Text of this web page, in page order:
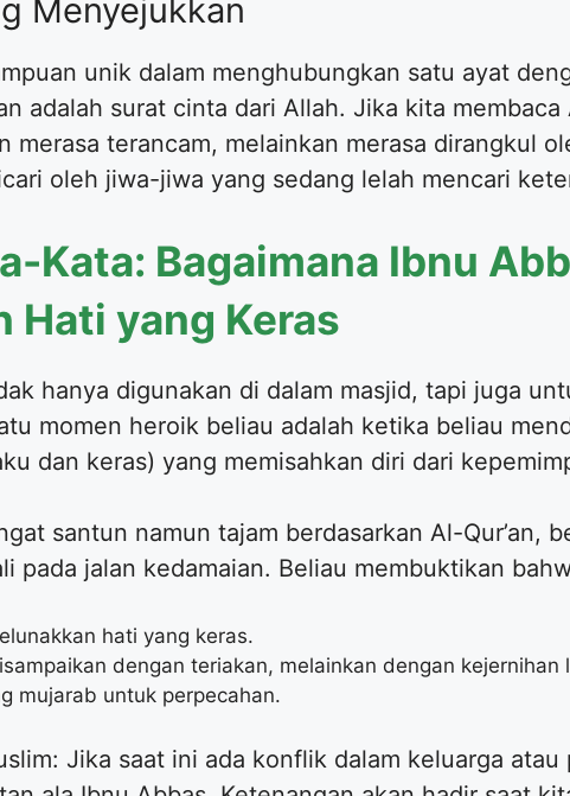
Menyejukkan
unik dalam menghubungkan satu ayat
adalah surat cinta dari Allah. Jika kita membaca
merasa terancam, melainkan merasa dirangkul
oleh jiwa-jiwa yang sedang lelah mencari
Kata: Bagaimana Ibnu
Hati yang Keras
hanya digunakan di dalam masjid, tapi juga
momen heroik beliau adalah ketika beliau
dan keras) yang memisahkan diri dari
santun namun tajam berdasarkan Al-Qur’an,
pada jalan kedamaian. Beliau membuktikan
hati yang keras.
dengan teriakan, melainkan dengan kejernihan
mujarab untuk perpecahan.
Jika saat ini ada konflik dalam keluarga